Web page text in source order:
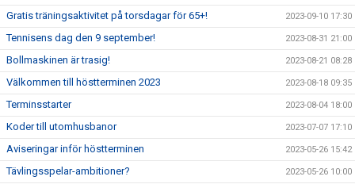
Gratis träningsaktivitet på torsdagar för 65+! 2023-09-10 17:30
Tennisens dag den 9 september! 2023-08-31 21:00
Bollmaskinen är trasig! 2023-08-21 08:28
Välkommen till höstterminen 2023 2023-08-18 09:35
Terminsstarter 2023-08-04 18:00
Koder till utomhusbanor 2023-07-07 17:10
Aviseringar inför höstterminen 2023-05-26 15:42
Tävlingsspelar-ambitioner? 2023-05-26 10:00